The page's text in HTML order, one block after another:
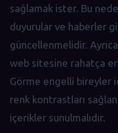
sağlamak ister. Bu
duyurular ve haberler
güncellenmelidir.
web sitesine rahatça
Görme engelli bireyler
renk kontrastları
içerikler sunulmalıdır.